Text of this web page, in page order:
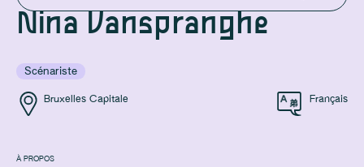
Bruxelles Capitale Français
Nina Vanspranghe
Scénariste
À PROPOS